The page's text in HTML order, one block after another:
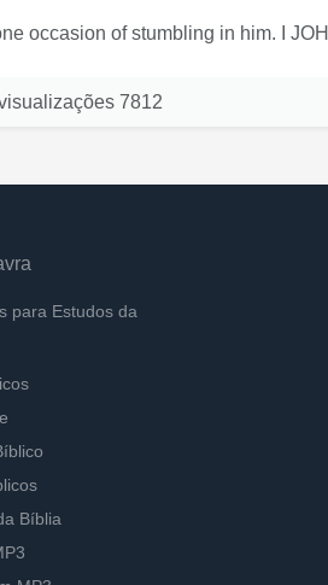
occasion of stumbling in him. I
7812
para Estudos da
Bíblia